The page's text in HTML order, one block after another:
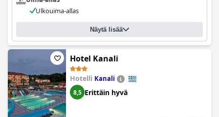
Ulkouima-allas
Näytä lisää
Hotel Kanali
Hotelli Kanali
8,5 Erittäin hyvä